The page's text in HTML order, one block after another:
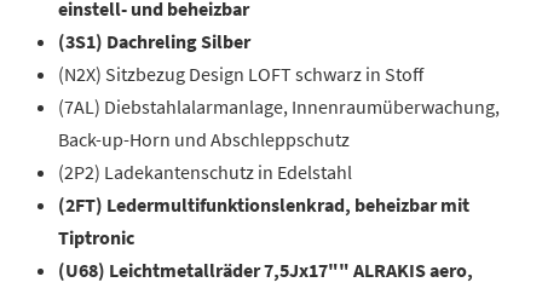
einstell- und beheizbar
(3S1) Dachreling Silber
(N2X) Sitzbezug Design LOFT schwarz in Stoff
(7AL) Diebstahlalarmanlage, Innenraumüberwachung,
Back-up-Horn und Abschleppschutz
(2P2) Ladekantenschutz in Edelstahl
(2FT) Ledermultifunktionslenkrad, beheizbar mit
Tiptronic
(U68) Leichtmetallräder 7,5Jx17"" ALRAKIS aero,